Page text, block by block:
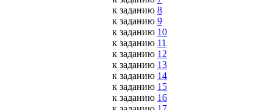
к заданию 8
к заданию 9
к заданию 10
к заданию 11
к заданию 12
к заданию 13
к заданию 14
к заданию 15
к заданию 16